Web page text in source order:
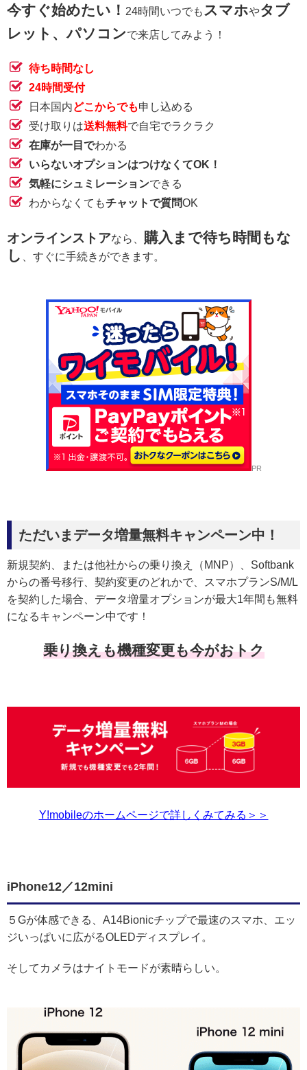
今すぐ始めたい！ 24時間いつでもスマホやタブ
レット、パソコンで来店してみよう！
待ち時間なし
24時間受付
日本国内どこからでも申し込める
受け取りは送料無料で自宅でラクラク
在庫が一目でわかる
いらないオプションはつけなくてOK！
気軽にシュミレーションできる
わからなくてもチャットで質問OK
オンラインストアなら、 購入まで待ち時間もな
し
、すぐに手続きができます。
PR
ただいまデータ増量無料キャンペーン中！
新規契約、または他社からの乗り換え（MNP）、Softbank
からの番号移行、契約変更のどれかで、スマホプランS/M/L
を契約した場合、データ増量オプションが最大1年間も無料
になるキャンペーン中です！
乗り換えも機種変更も今がおトク
Y!mobileのホームページで詳しくみてみる＞＞
iPhone12／12mini
５Gが体感できる、A14Bionicチップで最速のスマホ、エッ
ジいっぱいに広がるOLEDディスプレイ。
そしてカメラはナイトモードが素晴らしい。